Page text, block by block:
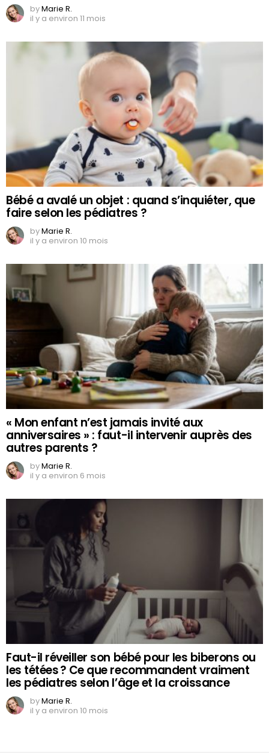
byMarie R.
il y a environ 11 mois
Bébé a avalé un objet : quand s’inquiéter, que
faire selon les pédiatres ?
byMarie R.
il y a environ 10 mois
« Mon enfant n’est jamais invité aux
anniversaires » : faut-il intervenir auprès des
autres parents ?
byMarie R.
il y a environ 6 mois
Faut-il réveiller son bébé pour les biberons ou
les tétées ? Ce que recommandent vraiment
les pédiatres selon l’âge et la croissance
byMarie R.
il y a environ 10 mois